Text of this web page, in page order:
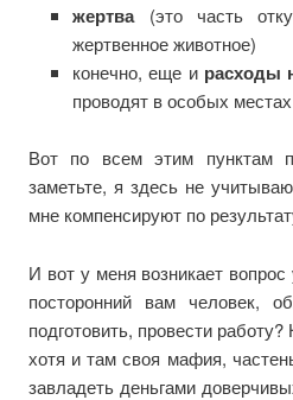
жертва(это часть
жертвенное животное)
конечно, еще и расходы
проводят в особых
Вот по всем этим пунктам
заметьте, я здесь не
мне компенсируют по
И вот у меня возникает
посторонний вам человек,
подготовить, провести
хотя и там своя мафия,
завладеть деньгами